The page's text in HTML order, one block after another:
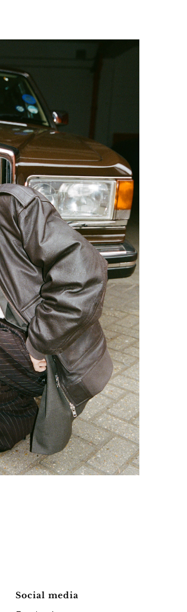
Social media